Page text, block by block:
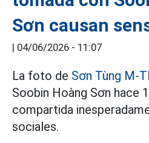
Sơn causan
| 04/06/2026 - 11:07
La foto de Sơn Tùng M-
Soobin Hoàng Sơn hace
compartida
sociales.